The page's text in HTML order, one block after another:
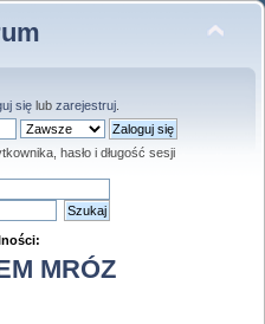
sięlub zarejestruj.
hasło i długość sesji
MRÓZ